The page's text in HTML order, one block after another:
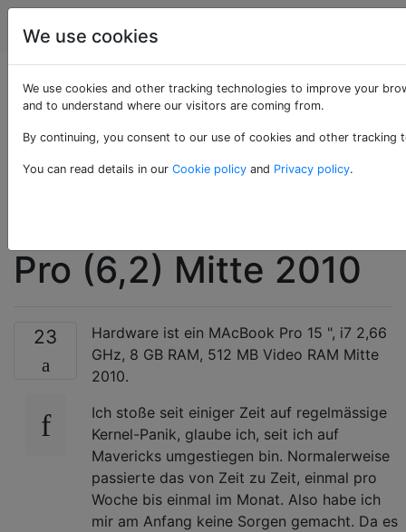
Apple
Konstante GPU-
Probleme im Kernel
(GPUPanic.cpp: 127)
Pro (6,2) Mitte 2010
23
Hardware ist ein MAcBook Pro 15 ", i7 2,66
GHz, 8 GB RAM, 512 MB Video RAM Mitte
2010.
Ich stoße seit einiger Zeit auf regelmässige
Kernel-Panik, glaube ich, seit ich auf
Mavericks umgestiegen bin. Normalerweise
passierte das von Zeit zu Zeit, einmal pro
Woche bis einmal im Monat. Also habe ich
mir am Anfang keine Sorgen gemacht. Da es
We use cookies
We use cookies and other tracking technologies to improve your
and to understand where our visitors are coming from.
By continuing, you consent to our use of cookies and other
You can read details in our Cookie policy and Privacy policy.